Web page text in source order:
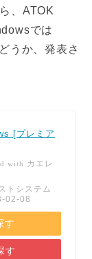
、ATOK
では
うか、発表さ
[プレミア
with カエレ
トシステム
02-08
す
す